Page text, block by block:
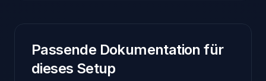
Passende Dokumentation für
dieses Setup